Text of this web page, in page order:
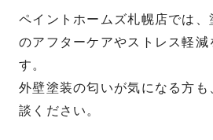
ペイントホームズ札幌店では、
のアフターケアやストレス軽減
す。
外壁塗装の匂いが気になる方
談ください。